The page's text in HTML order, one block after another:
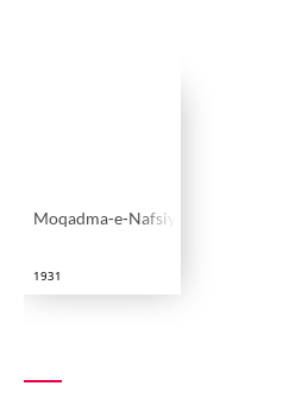
Moqadma-e-Nafsiyaat-e-Mutaqabla
1931